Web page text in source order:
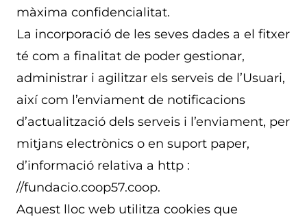
màxima confidencialitat.
La incorporació de les seves dades a el fitxer
té com a finalitat de poder gestionar,
administrar i agilitzar els serveis de l’Usuari,
així com l’enviament de notificacions
d’actualització dels serveis i l’enviament, per
mitjans electrònics o en suport paper,
d’informació relativa a http :
//fundacio.coop57.coop.
Aquest lloc web utilitza cookies que